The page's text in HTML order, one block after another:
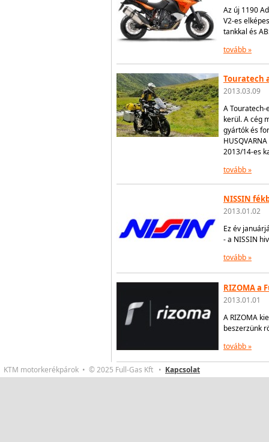
Az új 1190
V2-es
tankkal és
tovább »
Touratech
2013.03.09
A
kerül. A cég
gyártók és
2013/14-es
tovább »
NISSIN
2013.01.02
Ez év
- a NISSIN
tovább »
RIZOMA a
2013.01.01
A RIZOMA
beszerzünk
tovább »
KTM motorkerékpárok • © 2025 Full-Gas Kft • Kapcsolat